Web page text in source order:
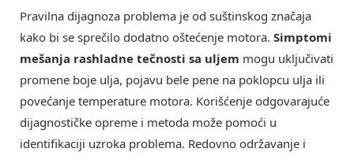
Pravilna dijagnoza problema je od suštinskog značaja
kako bi se sprečilo dodatno oštećenje motora. Simptomi
mešanja rashladne tečnosti sa uljem mogu uključivati
promene boje ulja, pojavu bele pene na poklopcu ulja ili
povećanje temperature motora. Korišćenje odgovarajuće
dijagnostičke opreme i metoda može pomoći u
identifikaciji uzroka problema. Redovno održavanje i